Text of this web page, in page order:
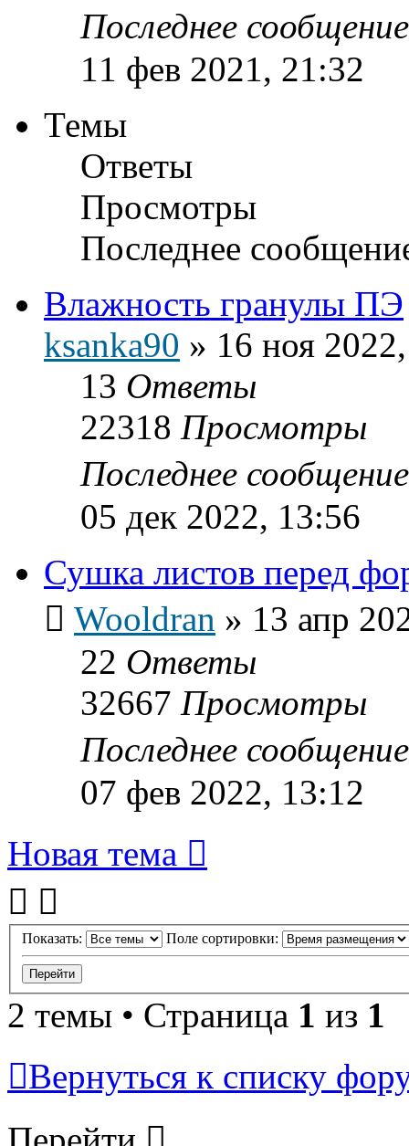
Последнее
11 фев 2021, 21:32
Темы
Ответы
Просмотры
Последнее
Влажность гранулы ПЭ
ksanka90 » 16 ноя
13 Ответы
22318 Просмотры
Последнее
05 дек 2022, 13:56
Сушка листов перед
Wooldran » 13 апр
22 Ответы
32667 Просмотры
Последнее
07 фев 2022, 13:12
Новая тема
Показать: Поле сортировки:
2 темы • Страница 1 из 1
Вернуться к списку